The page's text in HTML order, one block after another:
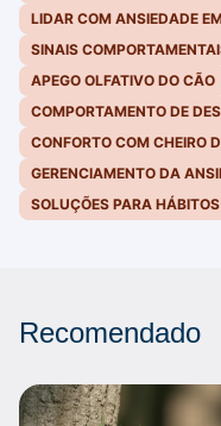
LIDAR COM ANSIEDADE
SINAIS
APEGO OLFATIVO DO CÃO
COMPORTAMENTO DE
CONFORTO COM CHEIRO
GERENCIAMENTO DA
SOLUÇÕES PARA
Recomendado